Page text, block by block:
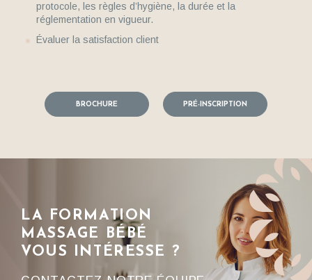
protocole, les règles d’hygiène, la durée et la
réglementation en vigueur.
Évaluer la satisfaction client
BROCHURE PRÉ-INSCRIPTION
LA FORMATION
MASSAGE BÉBÉ
VOUS INTÉRESSE ?